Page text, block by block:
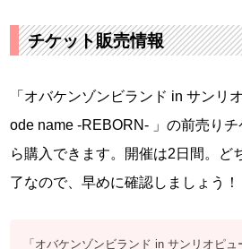
チケット販売情報
「オバケンゾンビランド in サンリ
ode name -REBORN- 」の前売り
ら購入できます。開催は2日間。ど
了なので、早めに確認しましょう！
「オバケンゾンビランド in サンリオピ